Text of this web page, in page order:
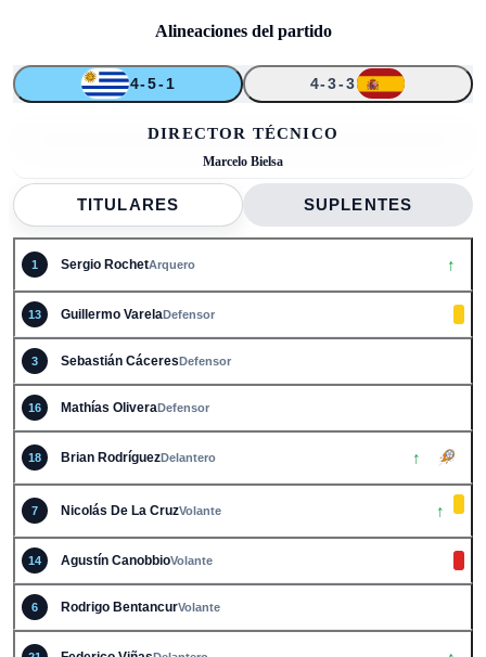
Alineaciones del partido
4-5-1 4-3-3
↑ ↑ ↑↑
DIRECTOR TÉCNICO
Marcelo Bielsa
TITULARES SUPLENTES
1 Sergio RochetArquero ↑
13 Guillermo VarelaDefensor
3 Sebastián CáceresDefensor
16 Mathí­as OliveraDefensor
18 Brian RodríguezDelantero ↑
7 Nicolás De La CruzVolante ↑
14 Agustín CanobbioVolante
6 Rodrigo BentancurVolante